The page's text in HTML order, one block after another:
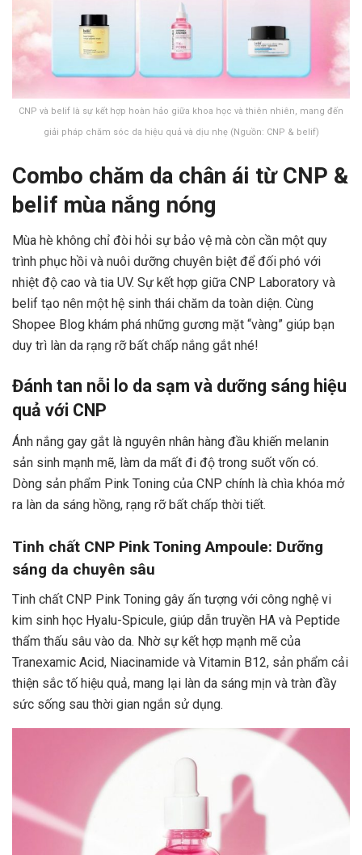
CNP và belif là sự kết hợp hoàn hảo giữa khoa học và thiên nhiên, mang đến
giải pháp chăm sóc da hiệu quả và dịu nhẹ (Nguồn: CNP & belif)
Combo chăm da chân ái từ CNP &
belif mùa nắng nóng
Mùa hè không chỉ đòi hỏi sự bảo vệ mà còn cần một quy
trình phục hồi và nuôi dưỡng chuyên biệt để đối phó với
nhiệt độ cao và tia UV. Sự kết hợp giữa CNP Laboratory và
belif tạo nên một hệ sinh thái chăm da toàn diện. Cùng
Shopee Blog khám phá những gương mặt “vàng” giúp bạn
duy trì làn da rạng rỡ bất chấp nắng gắt nhé!
Đánh tan nỗi lo da sạm và dưỡng sáng hiệu
quả với CNP
Ánh nắng gay gắt là nguyên nhân hàng đầu khiến melanin
sản sinh mạnh mẽ, làm da mất đi độ trong suốt vốn có.
Dòng sản phẩm Pink Toning của CNP chính là chìa khóa mở
ra làn da sáng hồng, rạng rỡ bất chấp thời tiết.
Tinh chất CNP Pink Toning Ampoule: Dưỡng
sáng da chuyên sâu
Tinh chất CNP Pink Toning gây ấn tượng với công nghệ vi
kim sinh học Hyalu-Spicule, giúp dẫn truyền HA và Peptide
thẩm thấu sâu vào da. Nhờ sự kết hợp mạnh mẽ của
Tranexamic Acid, Niacinamide và Vitamin B12, sản phẩm cải
thiện sắc tố hiệu quả, mang lại làn da sáng mịn và tràn đầy
sức sống sau thời gian ngắn sử dụng.